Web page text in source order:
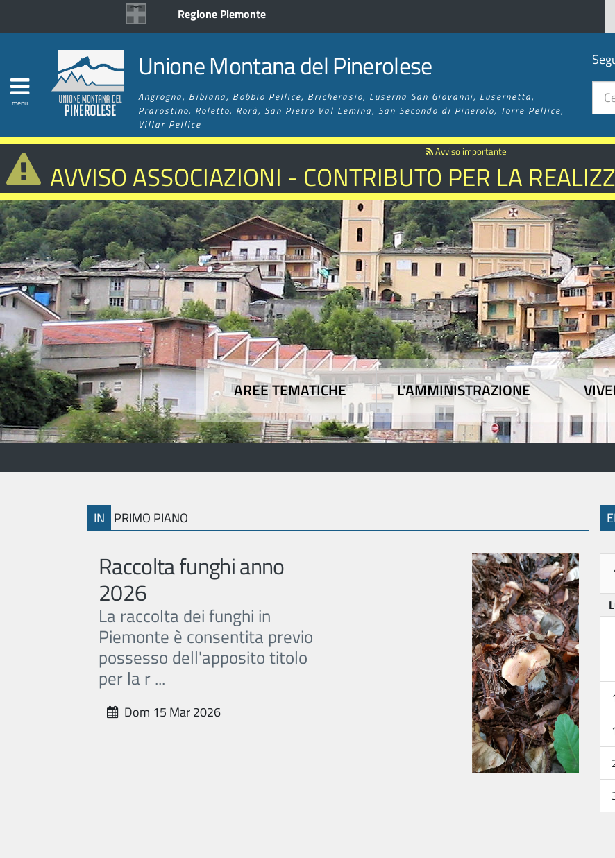
Regione Piemonte
menu
Unione Montana del Pinerolese
Angrogna, Bibiana, Bobbio Pellice, Bricherasio, Luserna San Giovanni, Lusernetta,
Prarostino, Roletto, Rorà, San Pietro Val Lemina, San Secondo di Pinerolo, Torre Pellice,
Villar Pellice
AREE TEMATICHE L'AMMINISTRAZIONE
Avviso importante
AVVISO ASSOCIAZIONI - CONTRIBUTO PER LA
MIGLIORAMENTO RETE SENTIERISTICA ED
IN PRIMO PIANO
Raccolta funghi anno
2026
La raccolta dei funghi in
Piemonte è consentita previo
possesso dell'apposito titolo
per la r ...
Dom 15 Mar 2026